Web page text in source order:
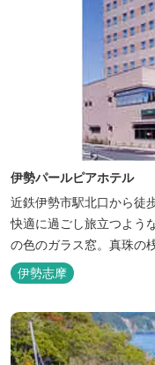
伊勢パールピアホテル
近鉄伊勢市駅北口から徒
快適に過ごし旅立つよう
の色のガラス窓。真珠の
護への思いか省エネルギ
イタリアンレストランが
入り自由立体駐車場を無
伊勢志摩